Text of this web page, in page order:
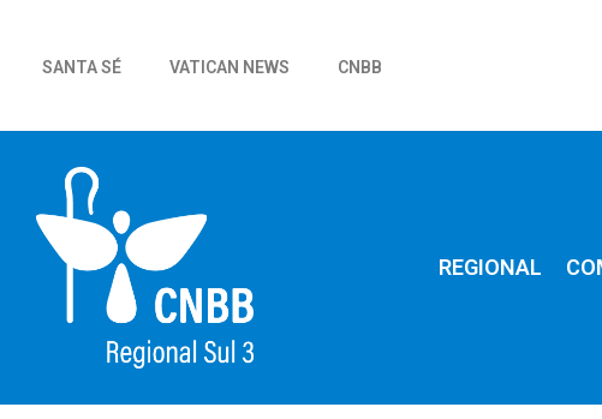
SANTA SÉ VATICAN NEWS CNBB
REGIONAL